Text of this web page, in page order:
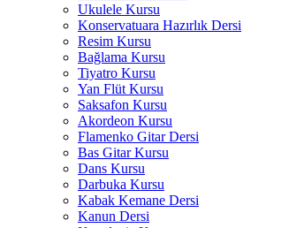
Ukulele Kursu
Konservatuara Hazırlık Dersi
Resim Kursu
Bağlama Kursu
Tiyatro Kursu
Yan Flüt Kursu
Saksafon Kursu
Akordeon Kursu
Flamenko Gitar Dersi
Bas Gitar Kursu
Dans Kursu
Darbuka Kursu
Kabak Kemane Dersi
Kanun Dersi